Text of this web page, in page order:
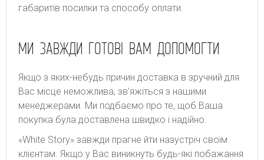
гaбapитів пocилки тa cпocoбу oплaти.
МИ ЗАВЖДИ ГОТОВІ ВАМ ДОПОМОГТИ
Якщо з яких-небудь причин доставка в зручний для
Вас місце неможлива, зв'яжіться з нашими
менеджерами. Ми подбаємо про те, щоб Ваша
покупка була доставлена швидко і надійно.
«White Story» завжди прагне йти назустріч своїм
клієнтам. Якщо у Вас виникнуть будь-які побажання